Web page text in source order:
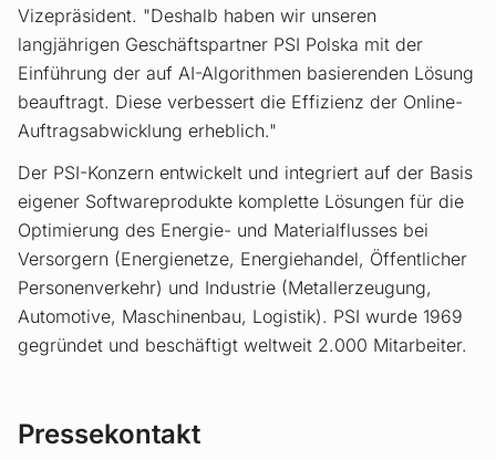
Vizepräsident. "Deshalb haben wir unseren
langjährigen Geschäftspartner PSI Polska mit der
Einführung der auf AI-Algorithmen basierenden Lösung
beauftragt. Diese verbessert die Effizienz der Online-
Auftragsabwicklung erheblich."
Der PSI-Konzern entwickelt und integriert auf der Basis
eigener Softwareprodukte komplette Lösungen für die
Optimierung des Energie- und Materialflusses bei
Versorgern (Energienetze, Energiehandel, Öffentlicher
Personenverkehr) und Industrie (Metallerzeugung,
Automotive, Maschinenbau, Logistik). PSI wurde 1969
gegründet und beschäftigt weltweit 2.000 Mitarbeiter.
Pressekontakt